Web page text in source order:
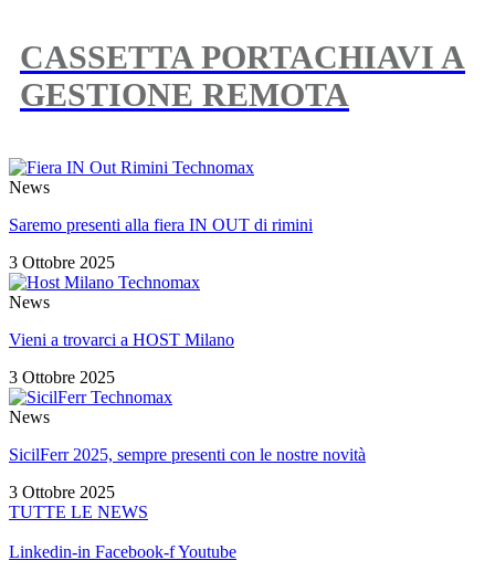
CASSETTA PORTACHIAVI A
GESTIONE REMOTA
News
Saremo presenti alla fiera IN OUT di rimini
3 Ottobre 2025
News
Vieni a trovarci a HOST Milano
3 Ottobre 2025
News
SicilFerr 2025, sempre presenti con le nostre novità
3 Ottobre 2025
TUTTE LE NEWS
Linkedin-in Facebook-fYoutube